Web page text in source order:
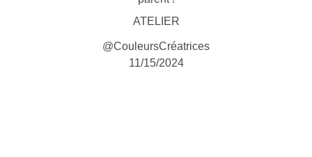
ATELIER
@CouleursCréatrices
11/15/2024